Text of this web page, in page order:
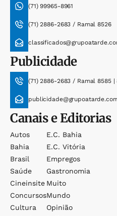
(71) 99965-8961
(71) 2886-2683 / Ramal 8526
Publicidade
(71) 2886-2683 / Ramal 8585 |
Canais e Editorias
Autos
Bahia
Brasil
Saúde
Cineinsite
Concursos
Cultura
E.c. Bahia
E.c. Vitória
Empregos
Gastronomia
Muito
Mundo
Opinião